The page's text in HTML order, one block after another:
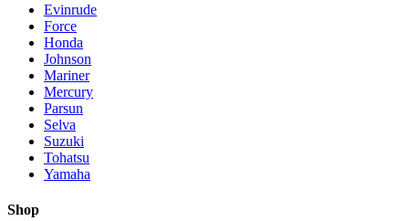
Evinrude
Force
Honda
Johnson
Mariner
Mercury
Parsun
Selva
Suzuki
Tohatsu
Yamaha
Shop